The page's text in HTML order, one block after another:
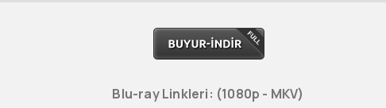
Blu-ray Linkleri: (1080p - MKV)